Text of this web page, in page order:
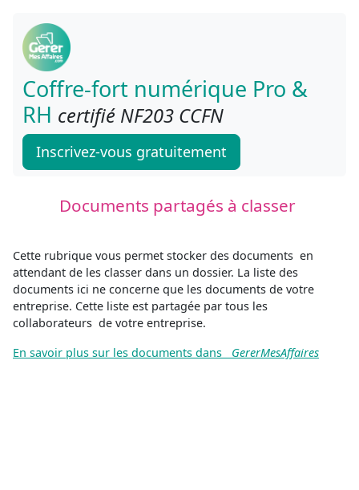
Coffre-fort numérique Pro &
RH certifié NF203 CCFN
Inscrivez-vous gratuitement
Documents partagés à classer
Cette rubrique vous permet stocker des documents en
attendant de les classer dans un dossier. La liste des
documents ici ne concerne que les documents de votre
entreprise. Cette liste est partagée par tous les
collaborateurs de votre entreprise.
En savoir plus sur les documents dans GererMesAffaires